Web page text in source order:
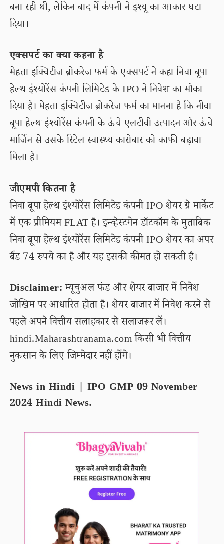
बना रही थी, लेकिन बाद में कंपनी ने इश्यू का आकार घटा
दिया।
एक्सपर्ट का क्या कहना है
मेहता इक्विटीज ब्रोकरेज फर्म के एक्सपर्ट ने कहा निवा बूपा
हेल्थ इंश्योरेंस कंपनी लिमिटेड के IPO ने निवेश का मौका
दिया है। मेहता इक्विटीज ब्रोकरेज फर्म का मानना है कि नीवा
बूपा हेल्थ इंश्योरेंस कंपनी के ऊंचे एलटीवी उत्पादन और ऊंचे
मार्जिन से उसके रिटेल स्वास्थ्य कारोबार को काफी बढ़ावा
मिला है।
जीएमपी कितना है
निवा बूपा हेल्थ इंश्योरेंस लिमिटेड कंपनी IPO शेयर ग्रे मार्केट
में एक प्रीमियम FLAT है। इन्व्हेस्टगेन डॉटकॉम के मुताबिक
निवा बूपा हेल्थ इंश्योरेंस लिमिटेड कंपनी IPO शेयर का अपर
बैंड 74 रुपये का है और यह इसकी कीमत हो सकती है।
Disclaimer:म्यूचुअल फंड और शेयर बाजार में निवेश
जोखिम पर आधारित होता है। शेयर बाजार में निवेश करने से
पहले अपने वित्तीय सलाहकार से सलाजरूर लें।
hindi.Maharashtranama.com किसी भी वित्तीय
नुकसान के लिए जिम्मेदार नहीं होंगे।
News in Hindi | IPO GMP 09 November
2024 Hindi News.